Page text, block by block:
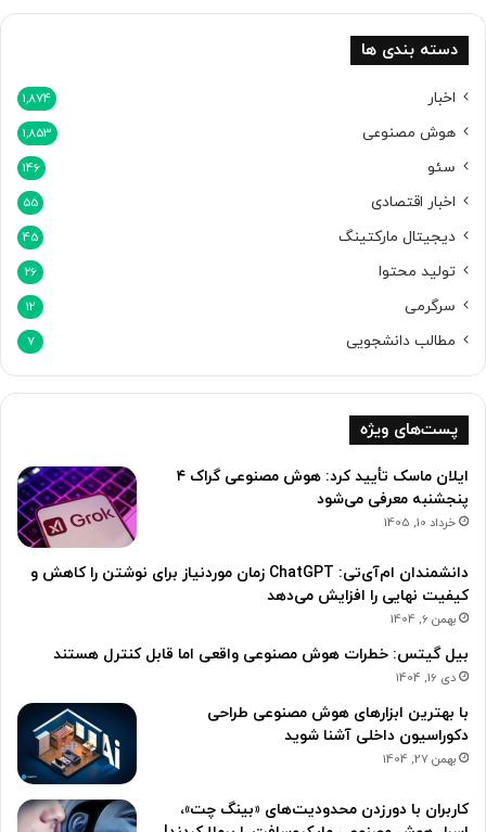
ش
م
ن
و
ی
و
ی
ه
دسته بندی ها
اخبار 1,874
هوش مصنوعی 1,853
سئو 146
اخبار اقتصادی 55
دیجیتال مارکتینگ 45
تولید محتوا 26
سرگرمی 12
مطالب دانشجویی 7
پست‌های ویژه
ایلان ماسک تأیید کرد: هوش مصنوعی گراک ۴
پنجشنبه معرفی می‌شود
خرداد 10, 1405
دانشمندان ام‌آی‌تی: ChatGPT زمان موردنیاز برای نوشتن را کاهش و
کیفیت نهایی را افزایش می‌دهد
بهمن 6, 1404
بیل گیتس: خطرات هوش مصنوعی واقعی اما قابل کنترل هستند
دی 16, 1404
با بهترین ابزارهای هوش مصنوعی طراحی
دکوراسیون داخلی آشنا شوید
بهمن 27, 1404
کاربران با دورزدن محدودیت‌های «بینگ چت»،